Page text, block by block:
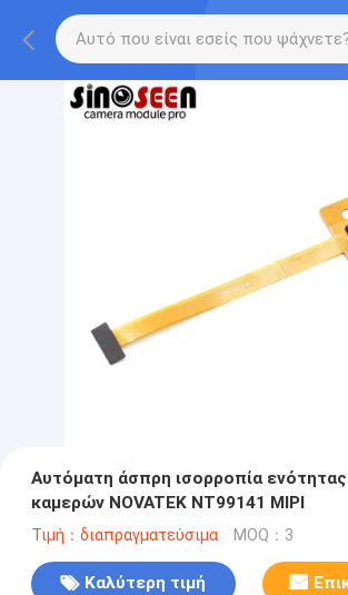
Αυτόματη άσπρη ισορροπία ενότητας
καμερών NOVATEK NT99141 MIPI
Τιμή：διαπραγματεύσιμα MOQ：3
Καλύτερη τιμή